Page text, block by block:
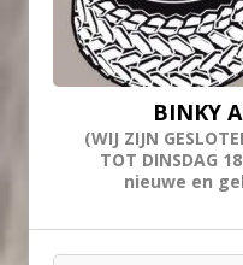
BINKY
(WIJ ZIJN
TOT DINSDAG
nieuwe en